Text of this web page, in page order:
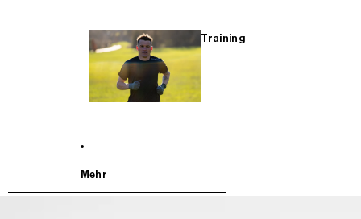
Training
Mehr
WEITER ZU DEN PRODUKTINFORMATIONEN